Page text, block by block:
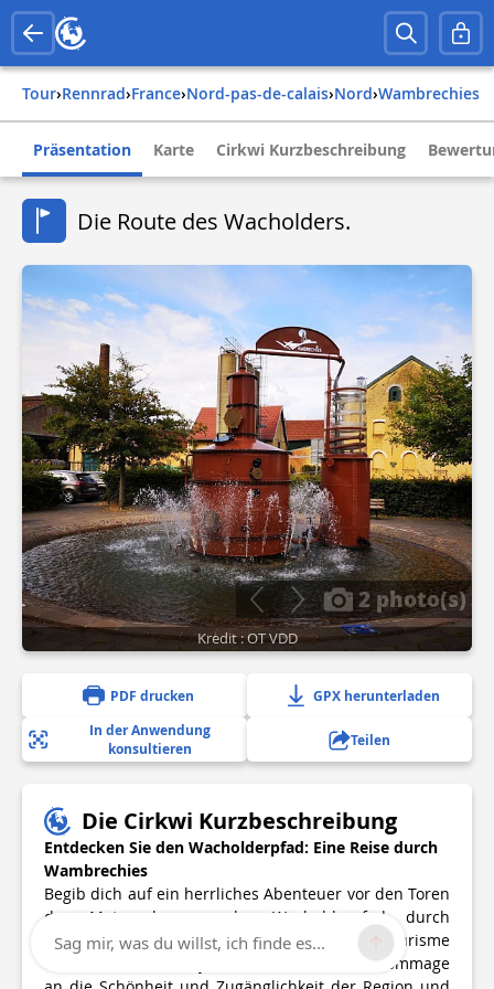
Tour› Rennrad› france› nord-pas-de-calais› nord› wambrechies
Präsentation Karte Cirkwi Kurzbeschreibung
Die Route des Wacholders.
2 photo(s)
Kredit : OT VDD
PDF drucken
GPX herunterladen
In der Anwendung
konsultieren
Teilen
Die Cirkwi Kurzbeschreibung
Entdecken Sie den Wacholderpfad: Eine Reise durch
Wambrechies
Begib dich auf ein herrliches Abenteuer vor den Toren
der Metropole, wo der Wacholderpfad durch
Wambrechies führt. Erstellt vom Office de Tourisme
du Val de Deûle et Lys ist diese Route eine Hommage
Sag mir, was du willst, ich finde es...